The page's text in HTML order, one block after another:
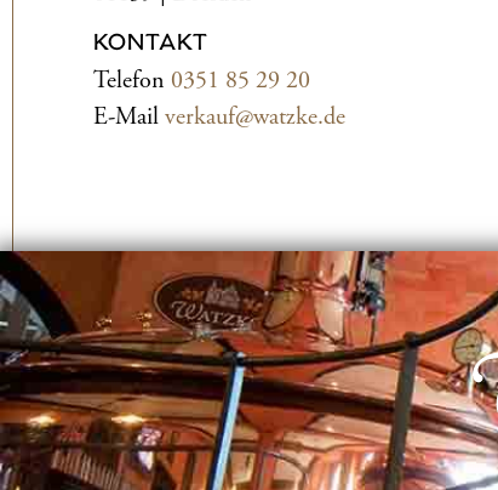
KONTAKT
Telefon 0351 85 29 20
E-Mail verkauf@watzke.de